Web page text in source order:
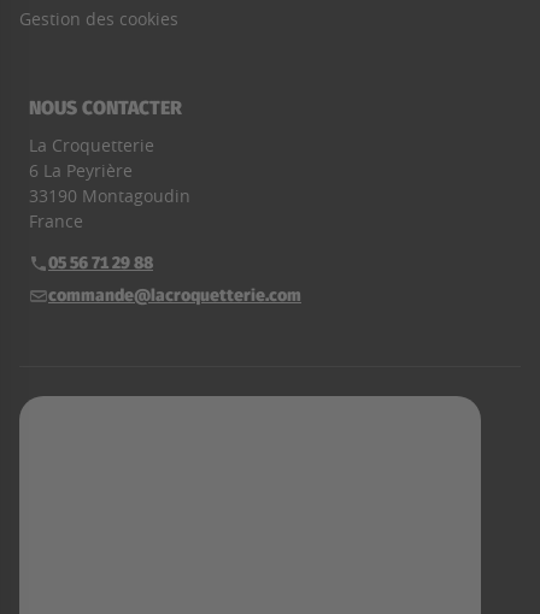
Gestion des cookies
NOUS CONTACTER
La Croquetterie
6 La Peyrière
33190 Montagoudin
France
Téléphone :
05 56 71 29 88
E-mail :
commande@lacroquetterie.com